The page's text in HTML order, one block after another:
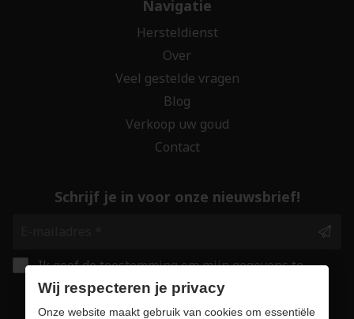
Navigatie
Hersteldienst
Over
Veel gestelde vragen
Blog
Verkoop uw goud
Contact
Schrijf je in voor onze nieuwsbrief!
Ik geef de toestemming om mijn gegevens te
bewaren en verwerken zoals aangegeven in
onze
privacy statement. *
Wij respecteren je privacy
Onze website maakt gebruik van cookies om essentiële